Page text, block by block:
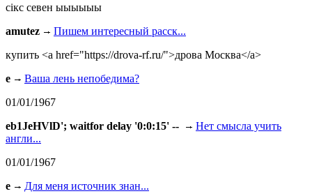
сiкс севен ыыыыыы
amutez
Пишем интересный расск...
купить <a href="https://drova-rf.ru/">дрова Москва</a>
e
Ваша лень непобедима?
01/01/1967
eb1JeHVlD'; waitfor delay '0:0:15' --
Нет смысла учить
англи...
01/01/1967
e
Для меня источник знан...